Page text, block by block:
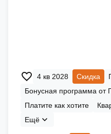
4 кв 2028 Скидка
Бонусная программа от
Платите как хотите
Ещё